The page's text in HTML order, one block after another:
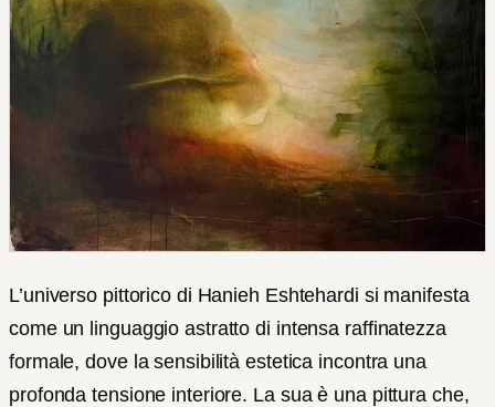
L’universo pittorico di Hanieh Eshtehardi si manifesta
come un linguaggio astratto di intensa raffinatezza
formale, dove la sensibilità estetica incontra una
profonda tensione interiore. La sua è una pittura che,